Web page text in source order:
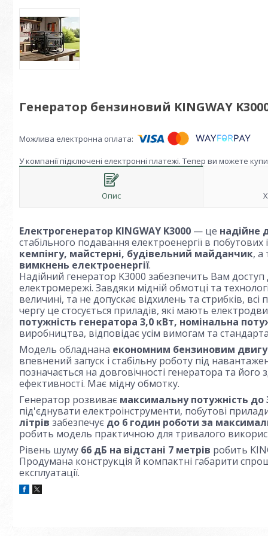
Генератор бензиновий KINGWAY
У компанії підключені електронні платежі. Тепер ви можете
Опис
Електрогенератор KINGWAY K3000 — це надійне
стабільного подавання електроенергії в
кемпінгу, майстерні, будівельний майданчик, а
вимкнень електроенергії.
Надійний генератор K3000 забезпечить Вам доступ
електромережі. Завдяки мідній обмотці та
величині, та не допускає відхилень та стрибків,
чергу це стосується приладів, які мають
потужність генератора 3,0 кВт, номінальна
виробництва, відповідає усім вимогам та
Модель обладнана економним бензиновим
впевнений запуск і стабільну роботу під
позначається на довговічності генератора та
ефективності. Має мідну обмотку.
Генератор розвиває максимальну потужність до
під'єднувати електроінструменти, побутові
літрів забезпечує до 6 годин роботи за
робить модель практичною для тривалого
Рівень шуму 66 дБ на відстані 7 метрів робить
Продумана конструкція й компактні габарити
експлуатації.